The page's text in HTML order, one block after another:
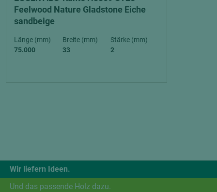
Feelwood Nature Gladstone Eiche
sandbeige
Länge (mm)
75.000
Breite (mm)
33
Stärke (mm)
2
Wir liefern Ideen.
Und das passende Holz dazu.